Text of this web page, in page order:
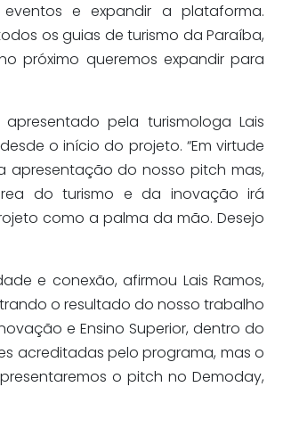
e expandir a plataforma.
os guias de turismo da Paraíba,
próximo queremos expandir para
pela turismologa Lais
o início do projeto. “Em virtude
apresentação do nosso pitch mas,
do turismo e da inovação irá
como a palma da mão. Desejo
e conexão, afirmou Lais Ramos,
o resultado do nosso trabalho
e Ensino Superior, dentro do
acreditadas pelo programa, mas o
o pitch no Demoday,